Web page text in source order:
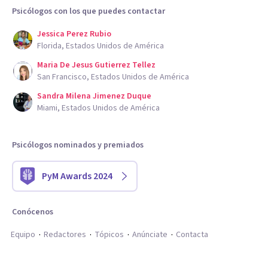
Psicólogos con los que puedes contactar
Jessica Perez Rubio
Florida, Estados Unidos de América
Maria De Jesus Gutierrez Tellez
San Francisco, Estados Unidos de América
Sandra Milena Jimenez Duque
Miami, Estados Unidos de América
Psicólogos nominados y premiados
PyM Awards 2024
Conócenos
Equipo
Redactores Tópicos Anúnciate Contacta